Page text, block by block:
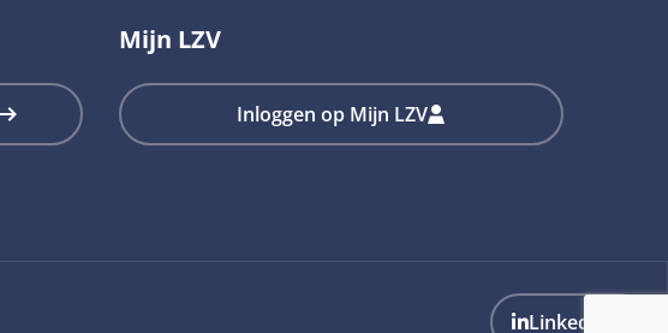
Mijn LZV
Inloggen op Mijn LZV
LinkedIn